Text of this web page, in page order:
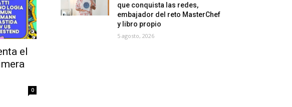
el
0
que conquista las redes,
embajador del reto MasterChef
y libro propio
5 agosto, 2026